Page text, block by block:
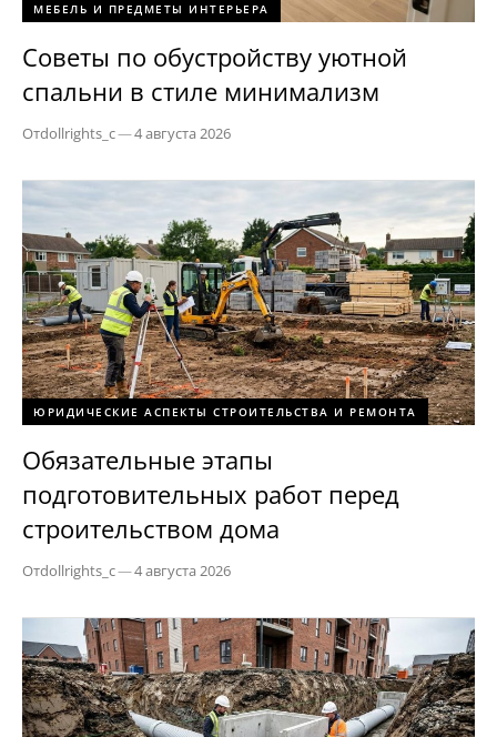
МЕБЕЛЬ И ПРЕДМЕТЫ ИНТЕРЬЕРА
Советы по обустройству уютной
спальни в стиле минимализм
Отdollrights_c—4 августа 2026
ЮРИДИЧЕСКИЕ АСПЕКТЫ СТРОИТЕЛЬСТВА И РЕМОНТА
Обязательные этапы
подготовительных работ перед
строительством дома
Отdollrights_c—4 августа 2026